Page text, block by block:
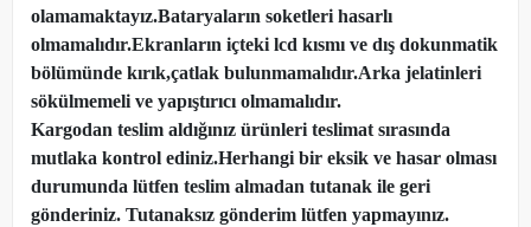
olamamaktayız.Bataryaların soketleri hasarlı
olmamalıdır.Ekranların içteki lcd kısmı ve dış dokunmatik
bölümünde kırık,çatlak bulunmamalıdır.Arka jelatinleri
sökülmemeli ve yapıştırıcı olmamalıdır.
Kargodan teslim aldığınız ürünleri teslimat sırasında
mutlaka kontrol ediniz.Herhangi bir eksik ve hasar olması
durumunda lütfen teslim almadan tutanak ile geri
gönderiniz. Tutanaksız gönderim lütfen yapmayınız.